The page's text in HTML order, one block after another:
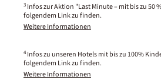
3 Infos zur Aktion "Last Minute – mit bis zu 50
folgendem Link zu finden.
Weitere Informationen
4 Infos zu unseren Hotels mit bis zu 100%
folgendem Link zu finden.
Weitere Informationen